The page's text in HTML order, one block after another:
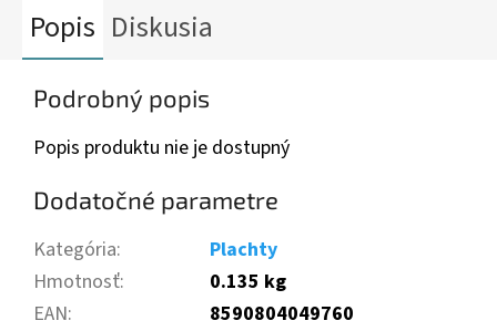
Popis Diskusia
Podrobný popis
Popis produktu nie je dostupný
Dodatočné parametre
Kategória:
Plachty
Hmotnosť:
0.135 kg
EAN:
8590804049760